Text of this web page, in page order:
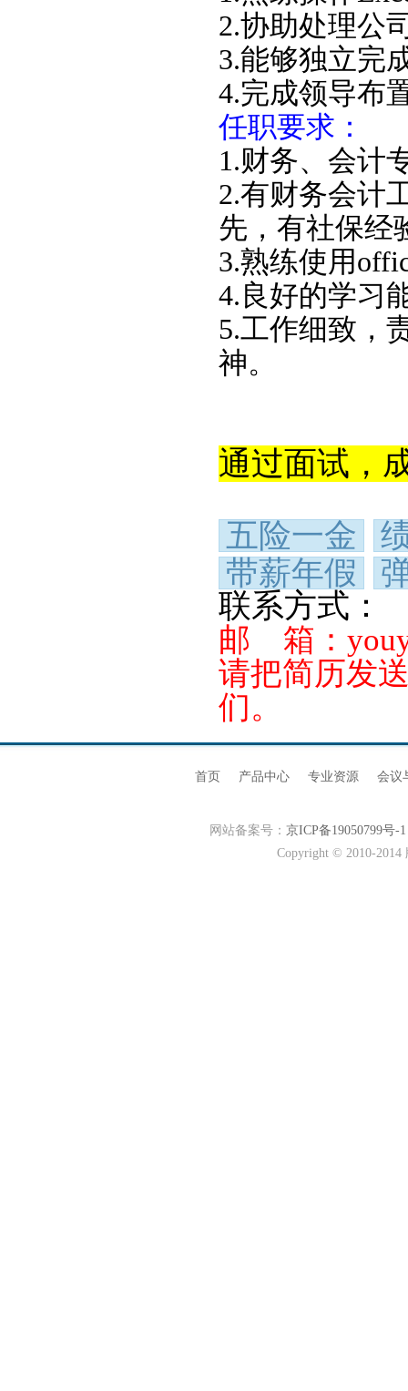
2.协助处理公
3.能够独立完
4.完成领导布
任职要求：
1.财务、会计
2.有财务会计
先，有社保经
3.熟练使用
4.良好的学习
5.工作细致，
神。
通过面试，
五险一金
带薪年假
联系方式：
邮 箱：
请把简历发
们。
首页 产品中心 专业资源 会议
网站备案号： 京ICP备19050799号-1
Copyright © 2010-